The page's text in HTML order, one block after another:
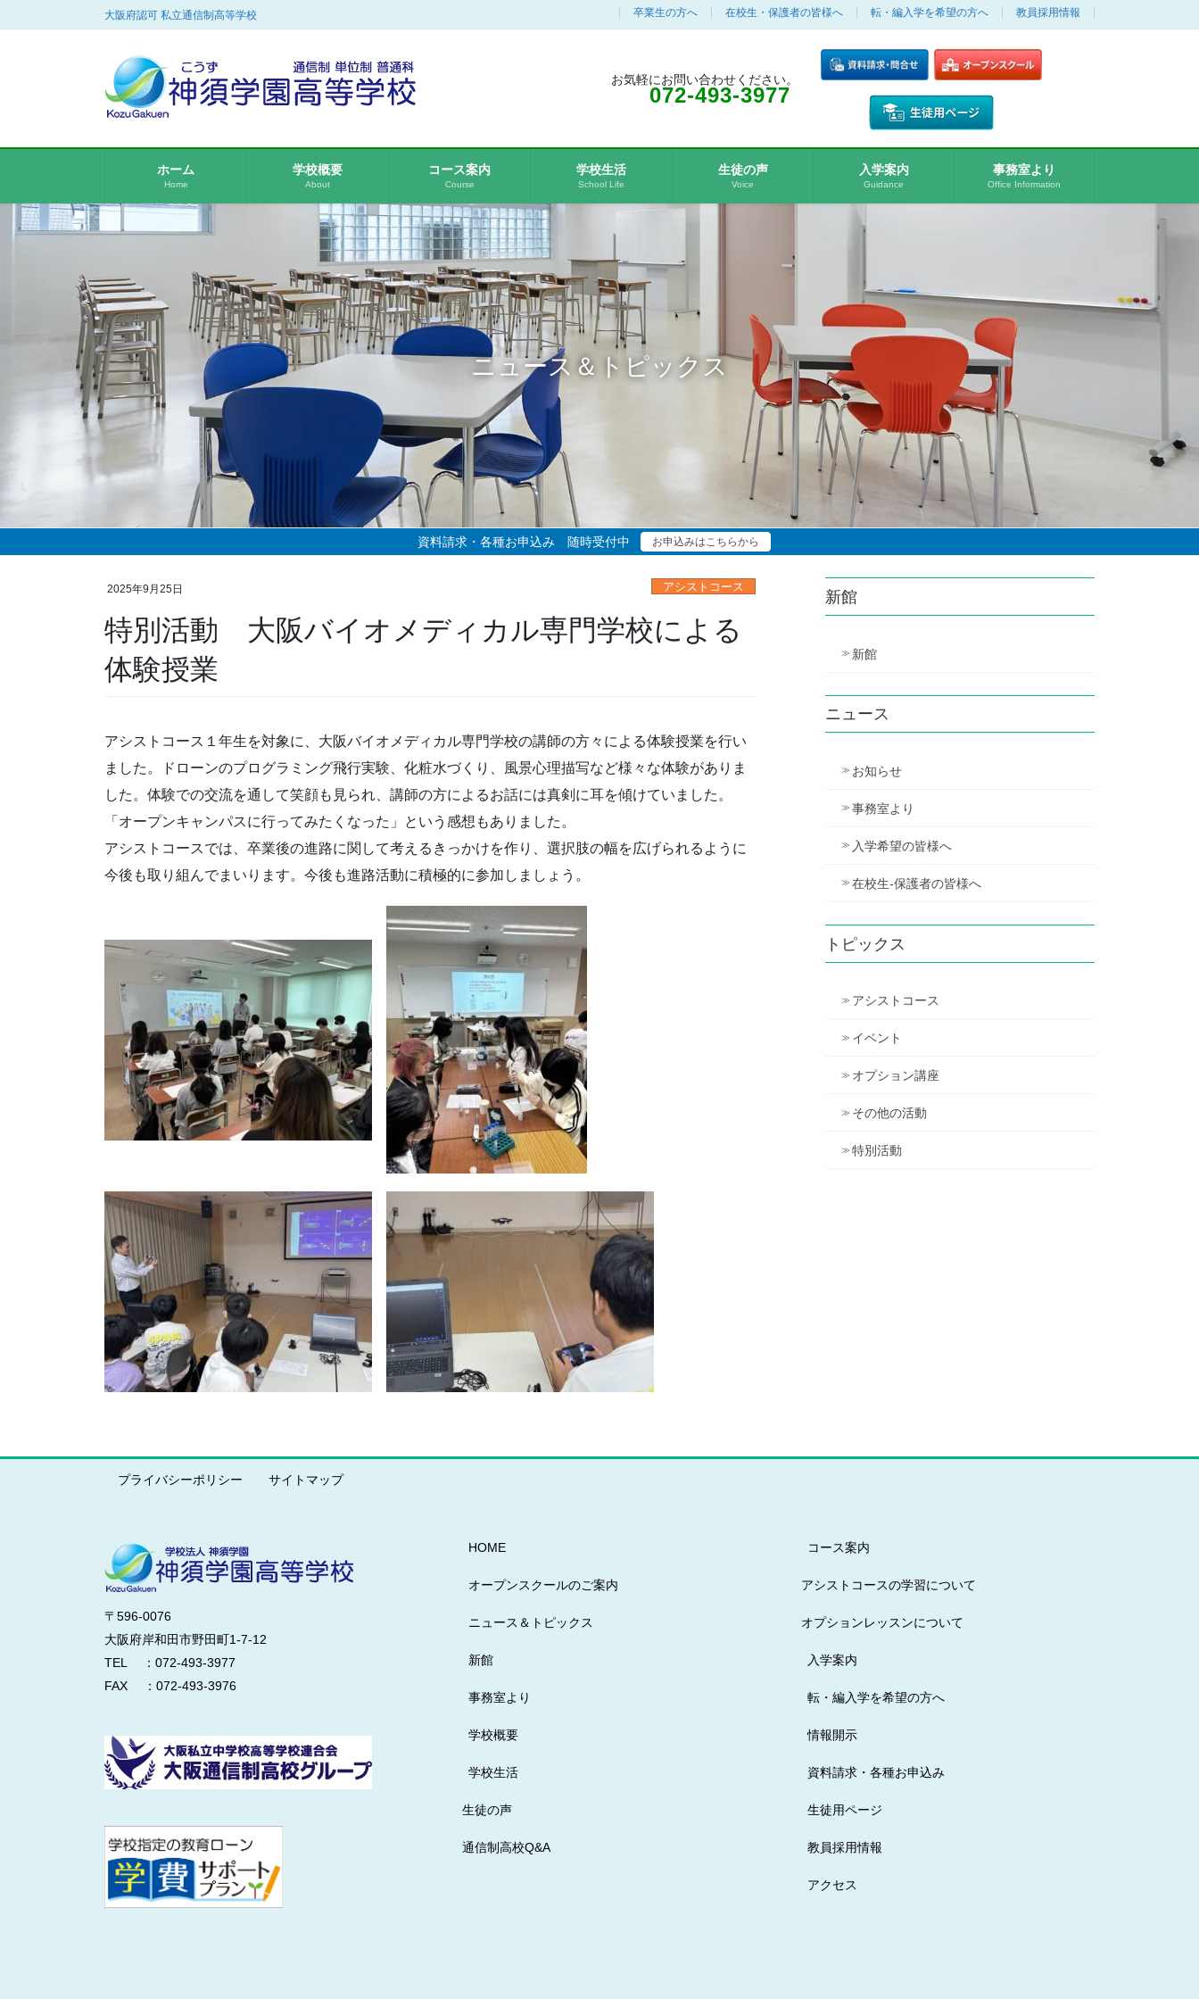
ン
ビ
動
大阪府認可 私立通信制高等学校 卒業生の方へ 在校生・保護者の皆様へ 転・編入学を希望の方へ 教員採用情報
お気軽にお問い合わせください。
072-493-3977
ホーム
Home
学校概要
About
コース案内
Course
学校生活
School Life
生徒の声
Voice
入学案内
Guidance
事務室より
Office Information
ニュース＆トピックス
資料請求・各種お申込み 随時受付中 お申込みはこちらから
2025年9月25日 アシストコース
特別活動 大阪バイオメディカル専門学校による
体験授業
アシストコース１年生を対象に、大阪バイオメディカル専門学校の講師の方々による体験授業を行い
ました。ドローンのプログラミング飛行実験、化粧水づくり、風景心理描写など様々な体験がありま
した。体験での交流を通して笑顔も見られ、講師の方によるお話には真剣に耳を傾けていました。
「オープンキャンパスに行ってみたくなった」という感想もありました。
アシストコースでは、卒業後の進路に関して考えるきっかけを作り、選択肢の幅を広げられるように
今後も取り組んでまいります。今後も進路活動に積極的に参加しましょう。
新館
新館
ニュース
お知らせ
事務室より
入学希望の皆様へ
在校生-保護者の皆様へ
トピックス
アシストコース
イベント
オプション講座
その他の活動
特別活動
プライバシーポリシー サイトマップ
〒596-0076
大阪府岸和田市野田町1-7-12
TEL ：072-493-3977
FAX ：072-493-3976
HOME
オープンスクールのご案内
ニュース＆トピックス
新館
事務室より
学校概要
学校生活
生徒の声
通信制高校Q&A
コース案内
アシストコースの学習について
オプションレッスンについて
入学案内
転・編入学を希望の方へ
情報開示
資料請求・各種お申込み
生徒用ページ
教員採用情報
アクセス